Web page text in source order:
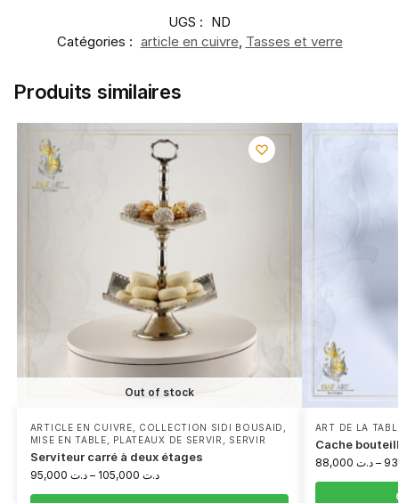
UGS : ND
Catégories : article en cuivre, Tasses et verre
Produits similaires
Out of stock
ARTICLE EN CUIVRE COLLECTION SIDI BOUSAID
MISE EN TABLE
PLATEAUX DE SERVIR SERVIR
Serviteur carré à deux étages
د.ت– د.ت
ART DE LA
Cache
د.ت–